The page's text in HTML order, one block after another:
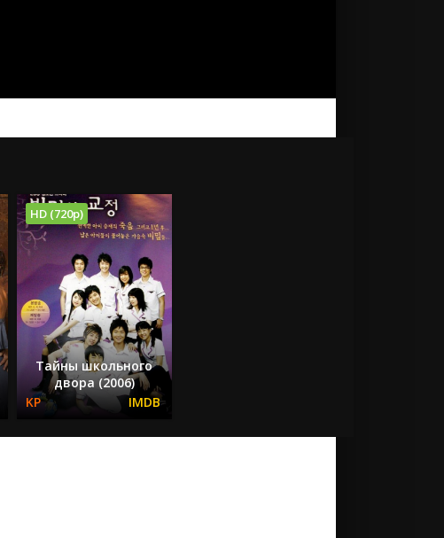
HD (720p)
Тайны школьного
двора (2006)